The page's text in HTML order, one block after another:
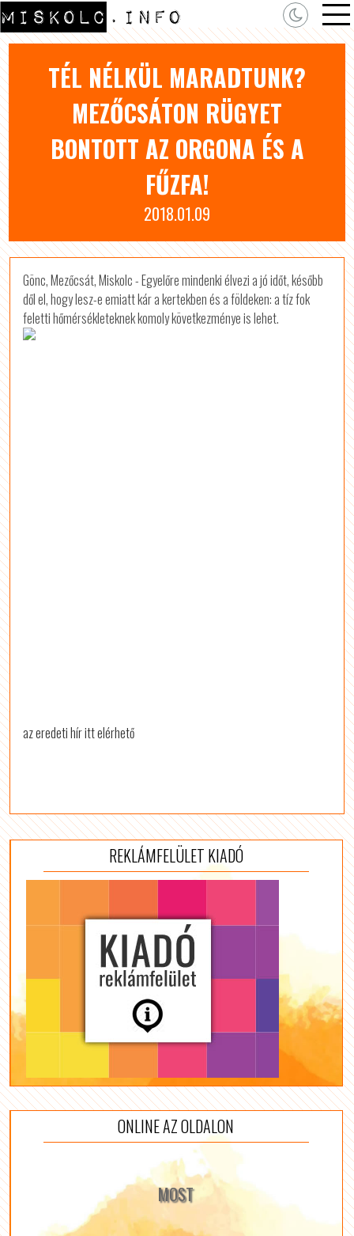
TÉL NÉLKÜL MARADTUNK?
MEZŐCSÁTON RÜGYET
BONTOTT AZ ORGONA ÉS A
FŰZFA!
2018.01.09
Gönc, Mezőcsát, Miskolc - Egyelőre mindenki élvezi a jó időt, később
dől el, hogy lesz-e emiatt kár a kertekben és a földeken: a tíz fok
feletti hőmérsékleteknek komoly következménye is lehet.
az eredeti hír itt elérhető
REKLÁMFELÜLET KIADÓ
ONLINE AZ OLDALON
MOST